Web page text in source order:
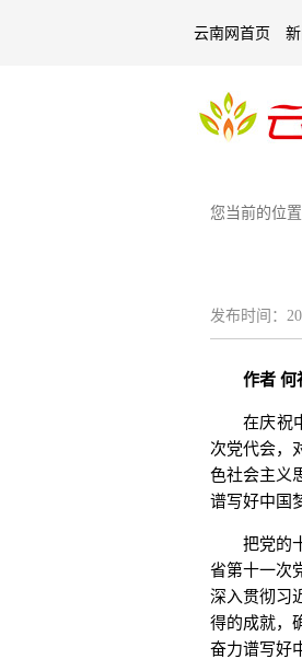
云南网首页
您当前的位置
发布时间：
作者 何
在庆祝中
次党代会，
色社会主义
谱写好中国
把党的十
省第十一次
深入贯彻习
得的成就，
奋力谱写好